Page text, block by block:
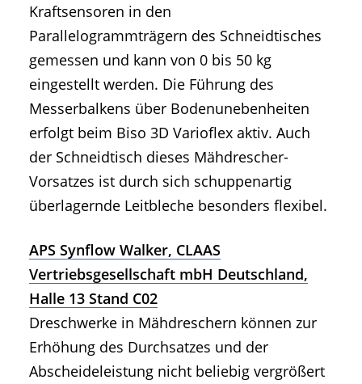
Kraftsensoren in den
Parallelogrammträgern des Schneidtisches
gemessen und kann von 0 bis 50 kg
eingestellt werden. Die Führung des
Messerbalkens über Bodenunebenheiten
erfolgt beim Biso 3D Varioflex aktiv. Auch
der Schneidtisch dieses Mähdrescher-
Vorsatzes ist durch sich schuppenartig
überlagernde Leitbleche besonders flexibel.
APS Synflow Walker, CLAAS
Vertriebsgesellschaft mbH Deutschland,
Halle 13 Stand C02
Dreschwerke in Mähdreschern können zur
Erhöhung des Durchsatzes und der
Abscheideleistung nicht beliebig vergrößert